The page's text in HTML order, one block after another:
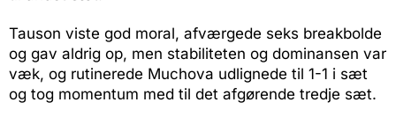
Tauson viste god moral, afværgede seks breakbolde
og gav aldrig op, men stabiliteten og dominansen var
væk, og rutinerede Muchova udlignede til 1-1 i sæt
og tog momentum med til det afgørende tredje sæt.